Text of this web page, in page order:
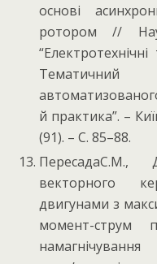
основі
ротором //
Тематичний
й практика”. –
(91). – С. 85–88.
ПересадаС.М.,
векторного
двигунами з
момент-струм